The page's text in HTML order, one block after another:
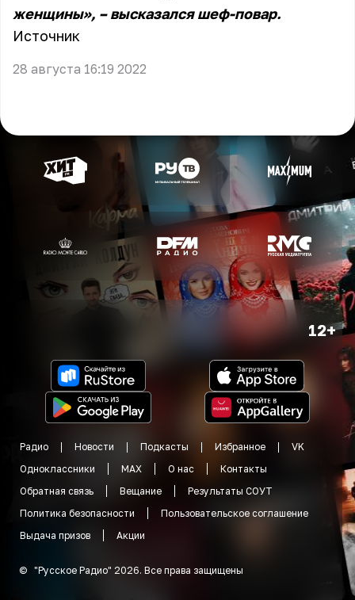
женщины», – высказался шеф-повар.
Источник
28 августа 16:19 2022
12+
Радио Новости Подкасты Избранное
VK
Одноклассники
MAX О нас
Контакты
Обратная связь
Вещание
Результаты СОУТ
Политика безопасности
Пользовательское соглашение
Выдача призов
Акции
© "Русское Радио" 2026. Все права защищены